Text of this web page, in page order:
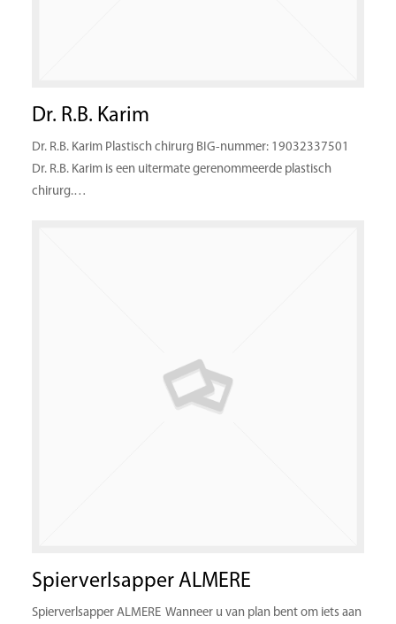
Dr. R.B. Karim
Dr. R.B. Karim Plastisch chirurg BIG-nummer: 19032337501
Dr. R.B. Karim is een uitermate gerenommeerde plastisch
chirurg.…
Spierverlsapper ALMERE
Spierverlsapper ALMERE Wanneer u van plan bent om iets aan